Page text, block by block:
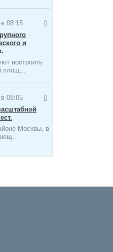
в 08:15
0
и
построить
площ...
в 08:05
0
Москвы, в